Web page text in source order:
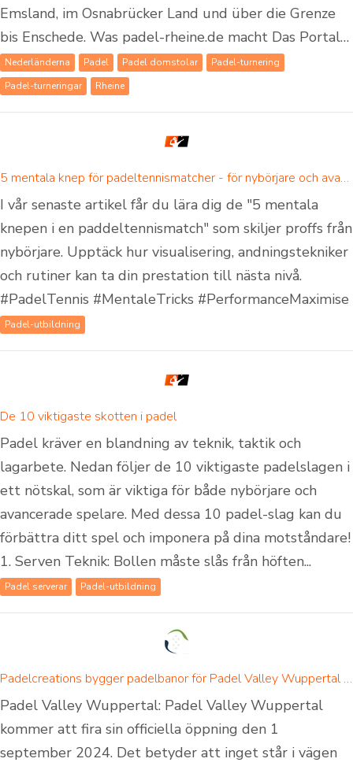
Emsland, im Osnabrücker Land und über die Grenze
bis Enschede. Was padel-rheine.de macht Das Portal…
Nederländerna Padel Padel domstolar
Padel-turnering
Padel-turneringar
Rheine
5 mentala knep för padeltennismatcher - för nybörjare och avancerade padelspelare
I vår senaste artikel får du lära dig de "5 mentala
knepen i en paddeltennismatch" som skiljer proffs från
nybörjare. Upptäck hur visualisering, andningstekniker
och rutiner kan ta din prestation till nästa nivå.
#PadelTennis #MentaleTricks #PerformanceMaximise
Padel-utbildning
De 10 viktigaste skotten i padel
Padel kräver en blandning av teknik, taktik och
lagarbete. Nedan följer de 10 viktigaste padelslagen i
ett nötskal, som är viktiga för både nybörjare och
avancerade spelare. Med dessa 10 padel-slag kan du
förbättra ditt spel och imponera på dina motståndare!
1. Serven Teknik: Bollen måste slås från höften...
Padel serverar Padel-utbildning
Padelcreations bygger padelbanor för Padel Valley Wuppertal - invigning den 1 september 2024
Padel Valley Wuppertal: Padel Valley Wuppertal
kommer att fira sin officiella öppning den 1
september 2024. Det betyder att inget står i vägen